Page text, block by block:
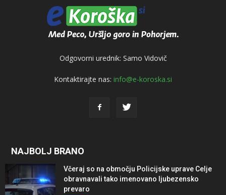
Odgovorni urednik: Samo Vidovič
Kontaktirajte nas: info@e-koroska.si
NAJBOLJ BRANO
Včeraj so na območju Policijske uprave Celje
obravnavali tako imenovano ljubezensko
prevaro